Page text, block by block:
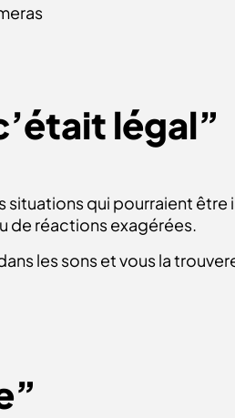
légal”
qui pourraient
de réactions exagérées.
les sons et vous la